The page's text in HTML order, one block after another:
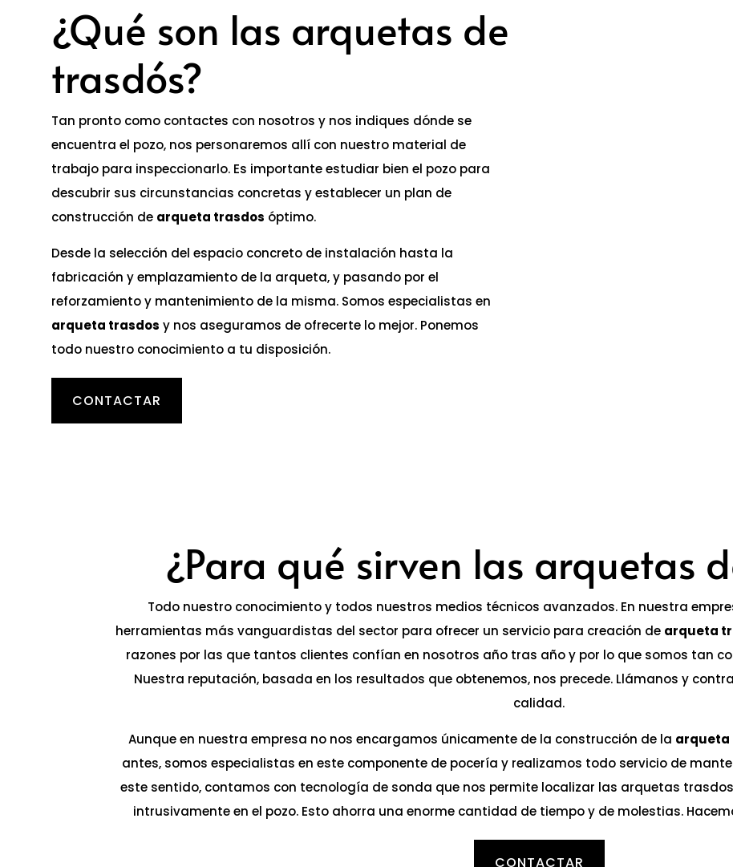
¿Qué son las arquetas de
trasdós?
Tan pronto como contactes con nosotros y nos indiques dónde se
encuentra el pozo, nos personaremos allí con nuestro material de
trabajo para inspeccionarlo. Es importante estudiar bien el pozo para
descubrir sus circunstancias concretas y establecer un plan de
construcción de arqueta trasdos óptimo.
Desde la selección del espacio concreto de instalación hasta la
fabricación y emplazamiento de la arqueta, y pasando por el
reforzamiento y mantenimiento de la misma. Somos especialistas en
arqueta trasdos y nos aseguramos de ofrecerte lo mejor. Ponemos
todo nuestro conocimiento a tu disposición.
CONTACTAR
¿Para qué sirven las arquetas
Todo nuestro conocimiento y todos nuestros medios técnicos avanzados. En nuestra
herramientas más vanguardistas del sector para ofrecer un servicio para creación de arqueta
razones por las que tantos clientes confían en nosotros año tras año y por lo que somos tan
Nuestra reputación, basada en los resultados que obtenemos, nos precede. Llámanos y
calidad.
Aunque en nuestra empresa no nos encargamos únicamente de la construcción de la arqueta
antes, somos especialistas en este componente de pocería y realizamos todo servicio de
este sentido, contamos con tecnología de sonda que nos permite localizar las arquetas
intrusivamente en el pozo. Esto ahorra una enorme cantidad de tiempo y de molestias.
CONTACTAR